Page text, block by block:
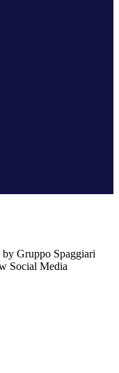
Gruppo Spaggiari
Social Media